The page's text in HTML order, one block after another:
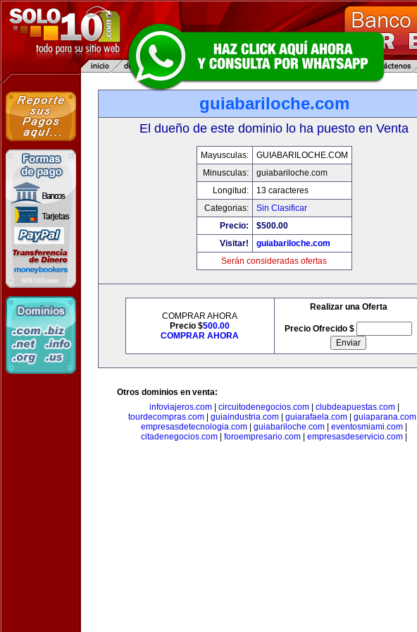
guiabariloche.com
El dueño de este dominio lo ha puesto en Venta
Mayusculas:
GUIABARILOCHE.COM
Minusculas:
guiabariloche.com
Longitud:
13 caracteres
Categorias:
Sin Clasificar
Precio:
$500.00
Visitar!
guiabariloche.com
Serán consideradas ofertas
COMPRAR AHORA
Precio $500.00
COMPRAR AHORA
Realizar una Oferta
Precio Ofrecido $
Otros dominios en venta:
infoviajeros.com| circuitodenegocios.com| clubdeapuestas.com|
tourdecompras.com| guiaindustria.com| guiarafaela.com| guiaparana.com|
empresasdetecnologia.com
guiabariloche.com eventosmiami.com
citadenegocios.com
foroempresario.com empresasdeservicio.com